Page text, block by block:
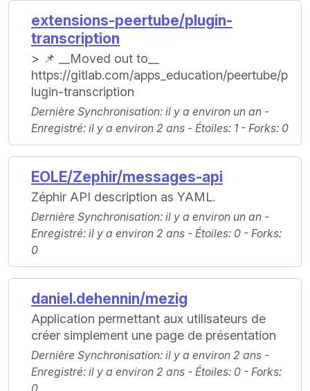
extensions-peertube/plugin-
transcription
> 📌 __Moved out to__
https://gitlab.com/apps_education/peertube/p
lugin-transcription
Dernière Synchronisation: il y a environ un an -
Enregistré: il y a environ 2 ans - Étoiles: 1 - Forks: 0
EOLE/Zephir/messages-api
Zéphir API description as YAML.
Dernière Synchronisation: il y a environ un an -
Enregistré: il y a environ 2 ans - Étoiles: 0 - Forks:
0
daniel.dehennin/mezig
Application permettant aux utilisateurs de
créer simplement une page de présentation
Dernière Synchronisation: il y a environ 2 ans -
Enregistré: il y a environ 2 ans - Étoiles: 0 - Forks: